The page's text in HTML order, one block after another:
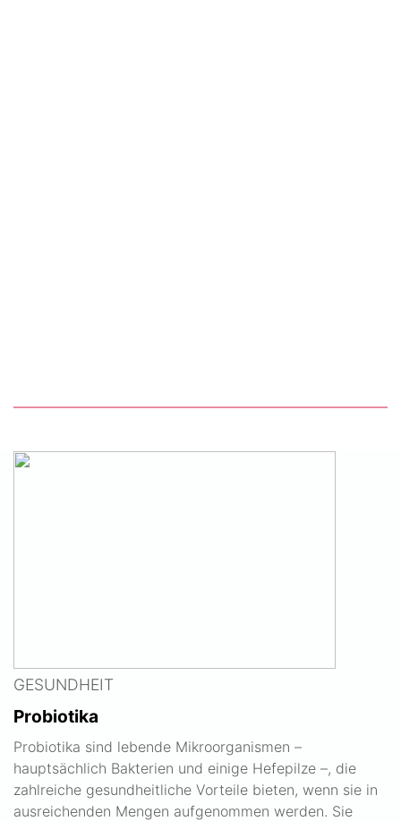
GESUNDHEIT
Probiotika
Probiotika sind lebende Mikroorganismen –
hauptsächlich Bakterien und einige Hefepilze –, die
zahlreiche gesundheitliche Vorteile bieten, wenn sie in
ausreichenden Mengen aufgenommen werden. Sie